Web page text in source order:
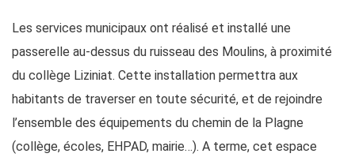
Les services municipaux ont réalisé et installé une
passerelle au-dessus du ruisseau des Moulins, à proximité
du collège Liziniat. Cette installation permettra aux
habitants de traverser en toute sécurité, et de rejoindre
l’ensemble des équipements du chemin de la Plagne
(collège, écoles, EHPAD, mairie…). A terme, cet espace